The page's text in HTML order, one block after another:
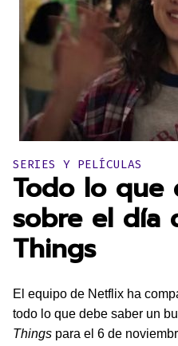
Publicado en:
SERIES Y PELÍCULAS
Todo lo que
sobre el día
Things
El equipo de Netflix ha
todo lo que debe saber un
Things para el 6 de